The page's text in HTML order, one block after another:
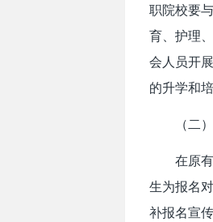
职院校要
育、护理
会人员开
的升学和
（二
在原
生为报名
补报名宣